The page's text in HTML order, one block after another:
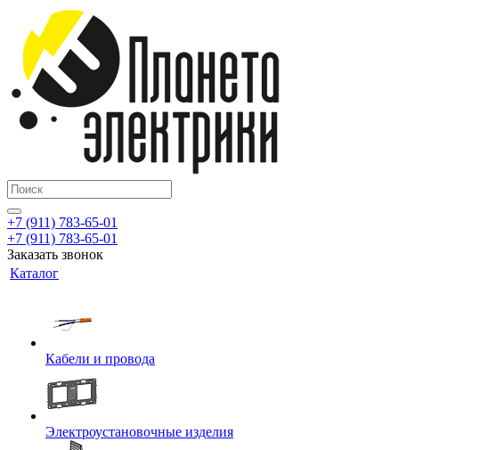
+7 (911) 783-65-01
+7 (911) 783-65-01
Заказать звонок
Каталог
Кабели и провода
Электроустановочные изделия